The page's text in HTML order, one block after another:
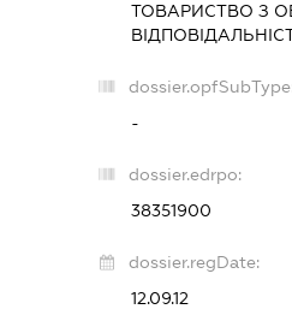
ТОВАРИСТВО З
-
dossier.edrpo:
38351900
dossier.regDate:
12.09.12